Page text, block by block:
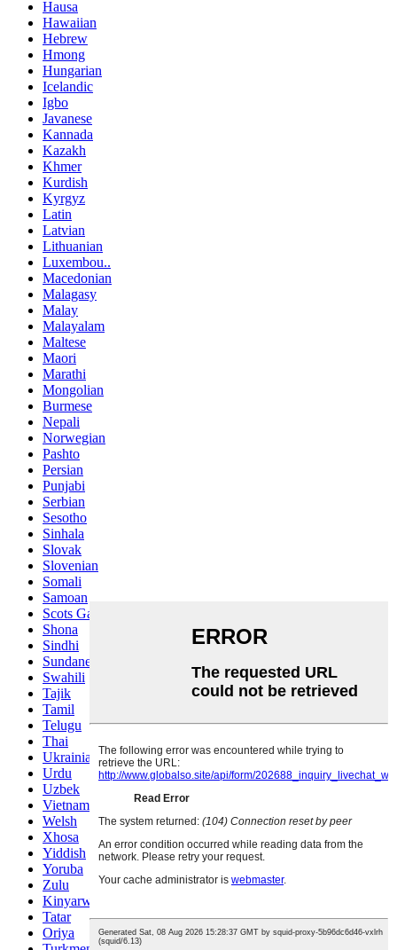
Hausa
Hawaiian
Hebrew
Hmong
Hungarian
Icelandic
Igbo
Javanese
Kannada
Kazakh
Khmer
Kurdish
Kyrgyz
Latin
Latvian
Lithuanian
Luxembou..
Macedonian
Malagasy
Malay
Malayalam
Maltese
Maori
Marathi
Mongolian
Burmese
Nepali
Norwegian
Pashto
Persian
Punjabi
Serbian
Sesotho
Sinhala
Slovak
Slovenian
Somali
Samoan
Scots Gaelic
Shona
Sindhi
Sundanese
Swahili
Tajik
Tamil
Telugu
Thai
Ukrainian
Urdu
Uzbek
Vietnamese
Welsh
Xhosa
Yiddish
Yoruba
Zulu
Kinyarwanda
Tatar
Oriya